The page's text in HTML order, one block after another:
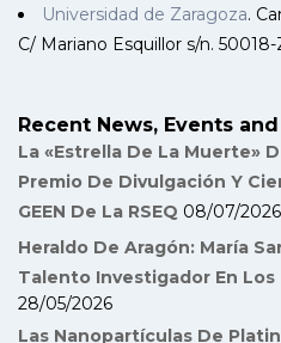
Universidad de Zaragoza.
C/ Mariano Esquillor s/n.
Recent News, Events
La «Estrella De La Muerte»
Premio De Divulgación Y
GEEN De La RSEQ 08/07/2026
Heraldo De Aragón: María
Talento Investigador En
28/05/2026
Las Nanopartículas De